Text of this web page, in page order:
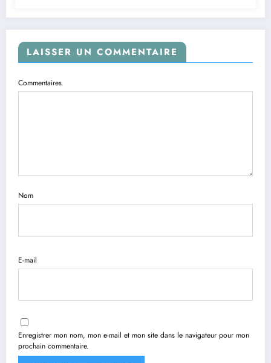
LAISSER UN COMMENTAIRE
Commentaires
Nom
E-mail
Enregistrer mon nom, mon e-mail et mon site dans le navigateur pour mon
prochain commentaire.